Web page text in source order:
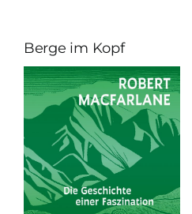
Berge im Kopf